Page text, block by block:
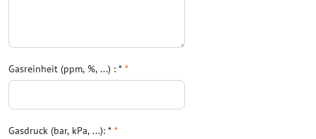
Gasreinheit (ppm, %, ...) : * *
Gasdruck (bar, kPa, ...): * *